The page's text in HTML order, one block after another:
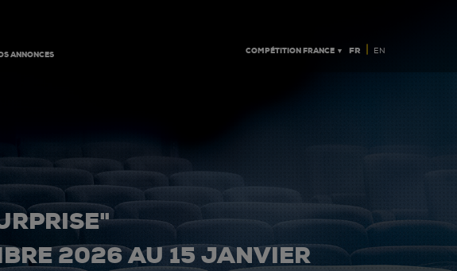
ANNONCES COMPÉTITION FRANCE ▼ FR | EN
2026 AU 15 JANVIER